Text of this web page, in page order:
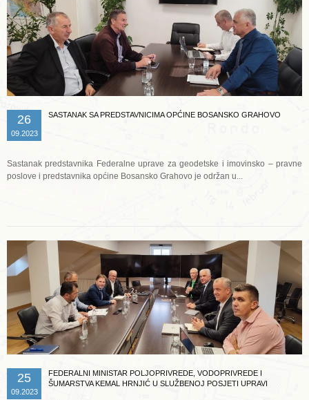
26
09.2023
SASTANAK SA PREDSTAVNICIMA OPĆINE BOSANSKO GRAHOVO
Sastanak predstavnika Federalne uprave za geodetske i imovinsko – pravne
poslove i predstavnika općine Bosansko Grahovo je održan u...
25
09.2023
FEDERALNI MINISTAR POLJOPRIVREDE, VODOPRIVREDE I
ŠUMARSTVA KEMAL HRNJIĆ U SLUŽBENOJ POSJETI UPRAVI